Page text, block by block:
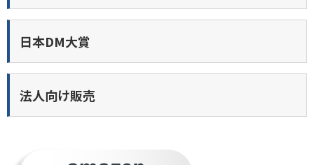
日本DM大賞
法人向け販売